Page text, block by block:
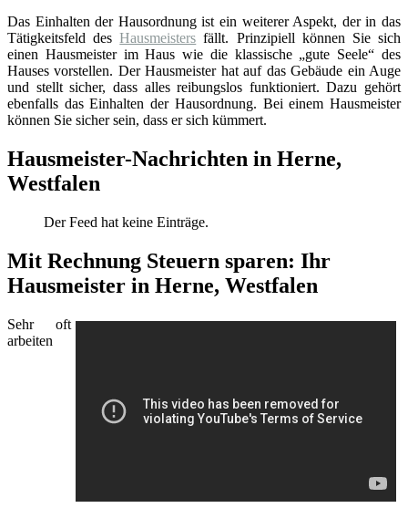
Das Einhalten der Hausordnung ist ein weiterer Aspekt, der in das
Tätigkeitsfeld desHausmeisters fällt. Prinzipiell können Sie sich
einen Hausmeister im Haus wie die klassische „gute Seele“ des
Hauses vorstellen. Der Hausmeister hat auf das Gebäude ein Auge
und stellt sicher, dass alles reibungslos funktioniert. Dazu gehört
ebenfalls das Einhalten der Hausordnung. Bei einem Hausmeister
können Sie sicher sein, dass er sich kümmert.
Hausmeister-Nachrichten in Herne,
Westfalen
Der Feed hat keine Einträge.
Mit Rechnung Steuern sparen: Ihr
Hausmeister in Herne, Westfalen
Sehr oft
arbeiten